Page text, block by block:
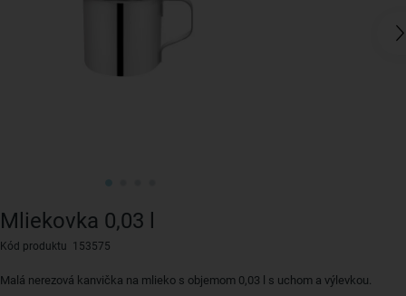
Mliekovka 0,03 l
Kód produktu 153575
Malá nerezová kanvička na mlieko s objemom 0,03 l s uchom a výlevkou.